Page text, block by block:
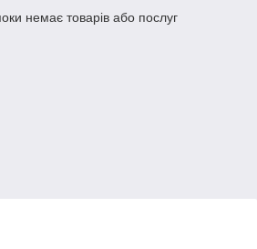
немає товарів або послуг